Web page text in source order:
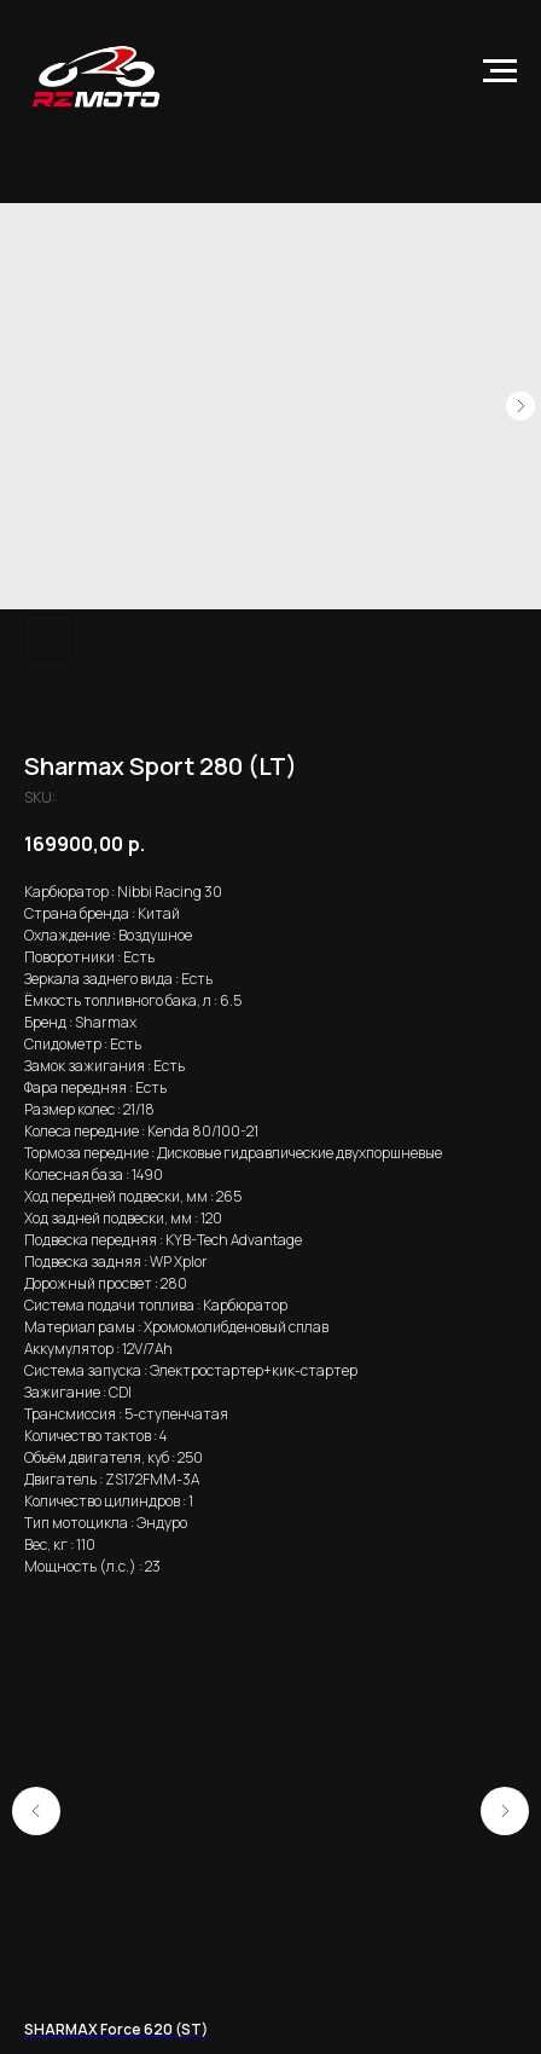
Sharmax Sport 280 (LT)
SKU:
169900,00 р.
Карбюратор : Nibbi Racing 30
Страна бренда : Китай
Охлаждение : Воздушное
Поворотники : Есть
Зеркала заднего вида : Есть
Ёмкость топливного бака, л : 6.5
Бренд : Sharmax
Спидометр : Есть
Замок зажигания : Есть
Фара передняя : Есть
Размер колес : 21/18
Колеса передние : Kenda 80/100-21
Тормоза передние : Дисковые гидравлические двухпоршневые
Колесная база : 1490
Ход передней подвески, мм : 265
Ход задней подвески, мм : 120
Подвеска передняя : KYB-Tech Advantage
Подвеска задняя : WP Xplor
Дорожный просвет : 280
Система подачи топлива : Карбюратор
Материал рамы : Хромомолибденовый сплав
Аккумулятор : 12V/7Аh
Система запуска : Электростартер+кик-стартер
Зажигание : CDI
Трансмиссия : 5-ступенчатая
Количество тактов : 4
Объём двигателя, куб : 250
Двигатель : ZS172FMM-3A
Количество цилиндров : 1
Тип мотоцикла : Эндуро
Вес, кг : 110
Мощность (л.с.) : 23
SHARMAX Force 620 (ST)